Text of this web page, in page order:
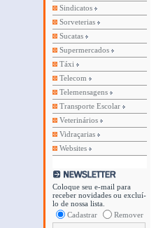
Sindicatos
Sorveterias
Sucatas
Supermercados
Táxi
Telecom
Telemensagens
Transporte Escolar
Veterinários
Vidraçarias
Websites
Coloque seu e-mail para
receber novidades ou excluí-
lo de nossa lista.
Cadastrar
Remover